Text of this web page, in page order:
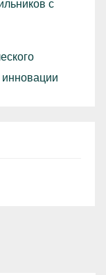
с
инновации